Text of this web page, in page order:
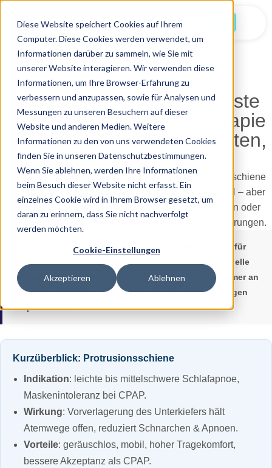
Diese Website speichert Cookies auf Ihrem
Computer. Diese Cookies werden verwendet, um
Informationen darüber zu sammeln, wie Sie mit
unserer Website interagieren. Wir verwenden diese
Informationen, um Ihre Browser-Erfahrung zu
verbessern und anzupassen, sowie für Analysen und
Messungen zu unseren Besuchern auf dieser
Website und anderen Medien. Weitere
Informationen zu den von uns verwendeten Cookies
finden Sie in unseren Datenschutzbestimmungen.
Wenn Sie ablehnen, werden Ihre Informationen
beim Besuch dieser Website nicht erfasst. Ein
einzelnes Cookie wird in Ihrem Browser gesetzt, um
daran zu erinnern, dass Sie nicht nachverfolgt
werden möchten.
Cookie-Einstellungen
Akzeptieren Ablehnen
16.07.2025
Protrusionsschiene: Die beste
Alternative zur CPAP-Therapie
bei Schlafapnoe 2025: Kosten,
Erfahrungen und Pflege
Die Informationen in diesem Artikel sind nur für
Bildungszwecke gedacht und sollen keine professionelle
medizinische Beratung ersetzen. Wenden Sie sich immer an
Ihren Arzt oder Ihre Ärztin, bevor Sie neue Behandlungen
ausprobieren.
Kurzüberblick: Protrusionsschiene
Indikation: leichte bis mittelschwere Schlafapnoe,
Maskenintoleranz bei CPAP.
Wirkung: Vorverlagerung des Unterkiefers hält
Atemwege offen, reduziert Schnarchen & Apnoen.
Vorteile: geräuschlos, mobil, hoher Tragekomfort,
bessere Akzeptanz als CPAP.